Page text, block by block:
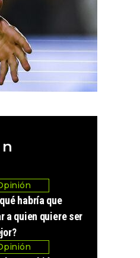
habría que
a quien quiere ser